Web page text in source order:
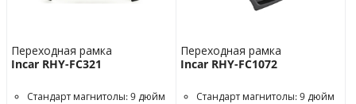
Переходная рамка
Incar RHY-FC321
Стандарт магнитолы: 9 дюйм
Переходная рамка
Incar RHY-FC1072
Стандарт магнитолы: 9 дюйм